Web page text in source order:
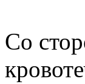
Со